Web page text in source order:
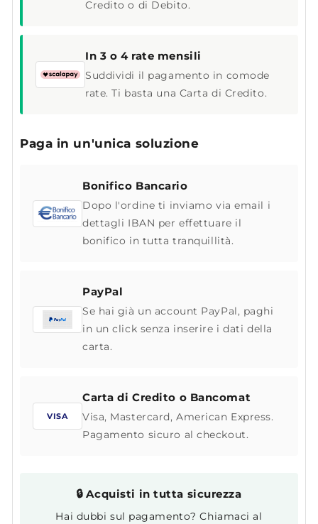
Credito o di Debito.
In 3 o 4 rate mensili
Suddividi il pagamento in comode
rate. Ti basta una Carta di Credito.
Paga in un'unica soluzione
Bonifico Bancario
Dopo l'ordine ti inviamo via email i
dettagli IBAN per effettuare il
bonifico in tutta tranquillità.
PayPal
Se hai già un account PayPal, paghi
in un click senza inserire i dati della
carta.
VISA
Carta di Credito o Bancomat
Visa, Mastercard, American Express.
Pagamento sicuro al checkout.
🔒 Acquisti in tutta sicurezza
Hai dubbi sul pagamento? Chiamaci al